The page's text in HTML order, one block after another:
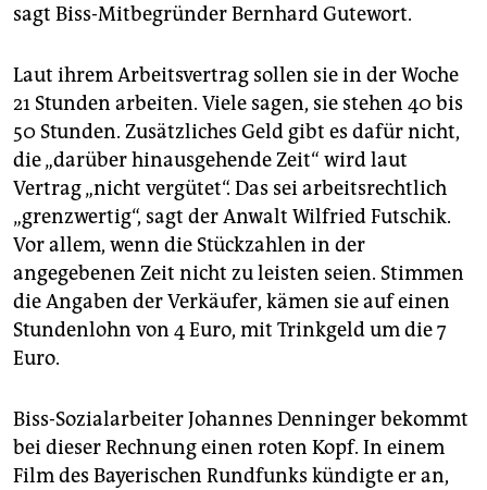
sagt Biss-Mitbegründer Bernhard Gutewort.
Laut ihrem Arbeitsvertrag sollen sie in der Woche
21 Stunden arbeiten. Viele sagen, sie stehen 40 bis
50 Stunden. Zusätzliches Geld gibt es dafür nicht,
die „darüber hinausgehende Zeit“ wird laut
Vertrag „nicht vergütet“. Das sei arbeitsrechtlich
„grenzwertig“, sagt der Anwalt Wilfried Futschik.
Vor allem, wenn die Stückzahlen in der
angegebenen Zeit nicht zu leisten seien. Stimmen
die Angaben der Verkäufer, kämen sie auf einen
Stundenlohn von 4 Euro, mit Trinkgeld um die 7
Euro.
Biss-Sozialarbeiter Johannes Denninger bekommt
bei dieser Rechnung einen roten Kopf. In einem
Film des Bayerischen Rundfunks kündigte er an,